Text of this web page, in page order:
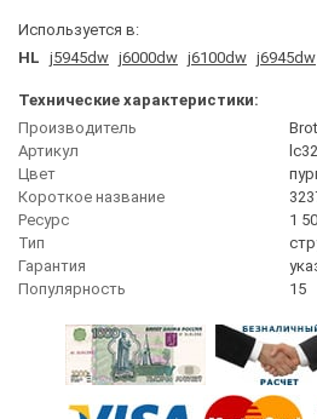
Используется в:
HL j5945dw j6000dw j6100dw j6945dw
Технические характеристики:
Производитель
Артикул
Цвет
Короткое название
Ресурс
1
Тип
Гарантия
Популярность
15